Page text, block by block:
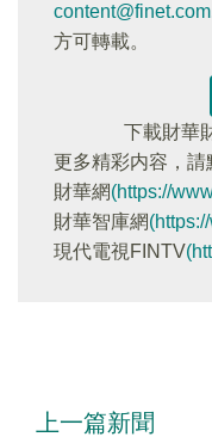
方可轉載。
下載財華
更多精彩内容，請
財華網(https://
財華智庫網
現代電視FINTV
上一篇新聞